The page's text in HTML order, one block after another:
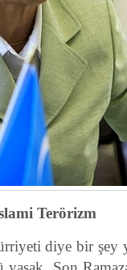
Terörizm
diye bir şey